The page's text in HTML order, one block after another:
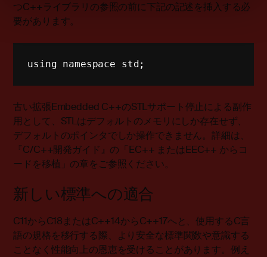
つC++ライブラリの参照の前に下記の記述を挿入する必
要があります。
using namespace std ;
古い拡張Embedded C++のSTLサポート停止による副作
用として、STLはデフォルトのメモリにしか存在せず、
デフォルトのポインタでしか操作できません。詳細は、
『C/C++開発ガイド』の「EC++ またはEEC++ からコ
ードを移植」の章をご参照ください。
新しい標準への適合
C11からC18またはC++14からC++17へと、使用するC言
語の規格を移行する際、より安全な標準関数や意識する
ことなく性能向上の恩恵を受けることがあります。例え